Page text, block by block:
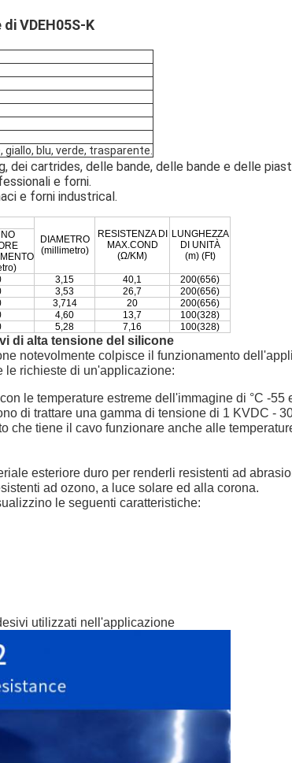
VDEH05S-K
blu, verde, trasparente.
dei cartrides, delle bande, delle bande e delle
e forni.
e forni industrical.
DIAMETRO
(millimetro)
RESISTENZA DI
MAX.COND
(Ω/KM)
LUNGHEZZA
DI UNITÀ
(m) (Ft)
3,15 40,1
200(656)
3,53 26,7
200(656)
3,714 20
200(656)
4,60 13,7
100(328)
5,28 7,16 100(328)
di alta tensione del silicone
notevolmente colpisce il funzionamento
le richieste di un'applicazione:
le temperature estreme dell'immagine di °C -55
di trattare una gamma di tensione di 1 KVDC -
che tiene il cavo funzionare anche alle
esteriore duro per renderli resistenti ad
ad ozono, a luce solare ed alla corona.
le seguenti caratteristiche:
utilizzati nell'applicazione